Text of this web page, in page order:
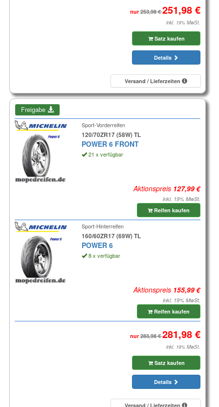
nur
inkl. 19% MwSt.
Satz kaufen
Details
Versand / Lieferzeiten
Freigabe
Sport-Vorderreifen
120/70ZR17 (58W) TL
POWER 6 FRONT
21 x verfügbar
Aktionspreis
inkl. 19% MwSt.
Reifen kaufen
Sport-Hinterreifen
160/60ZR17 (69W) TL
POWER 6
8 x verfügbar
Aktionspreis
inkl. 19% MwSt.
Reifen kaufen
nur
inkl. 19% MwSt.
Satz kaufen
Details
Versand / Lieferzeiten